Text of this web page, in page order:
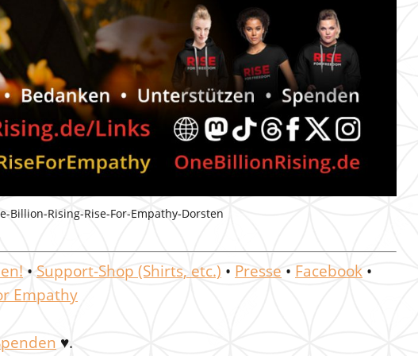
Billion-Rising-Rise-For-Empathy-Dorsten
• Support-Shop (Shirts, etc.) • Presse • Facebook •
Empathy
♥.